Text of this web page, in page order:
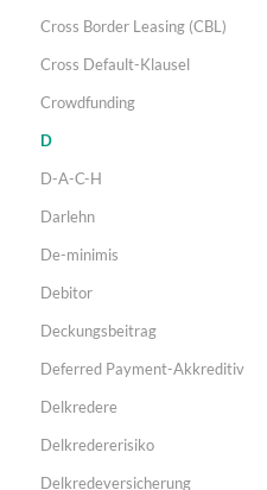
Cross Border Leasing (CBL)
Cross Default-Klausel
Crowdfunding
D
D-A-C-H
Darlehn
De-minimis
Debitor
Deckungsbeitrag
Deferred Payment-Akkreditiv
Delkredere
Delkredererisiko
Delkredeversicherung